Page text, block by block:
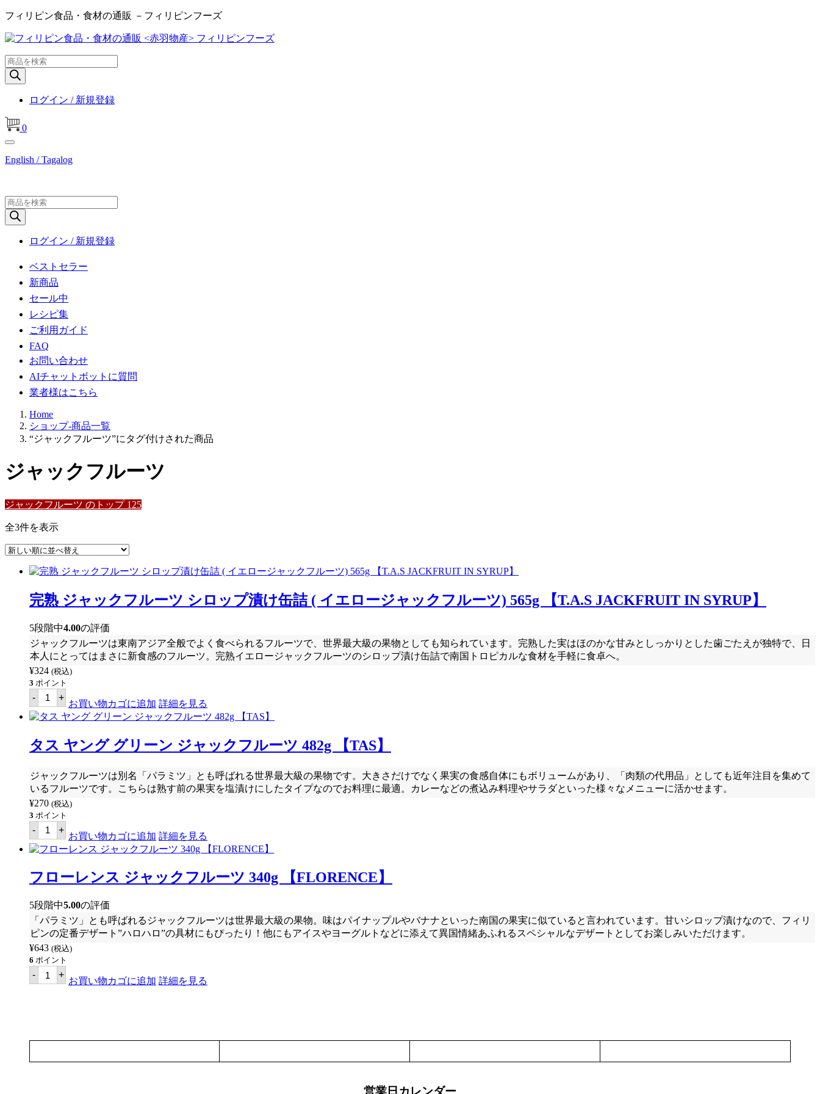
フィリピン食品・食材の通販 －フィリピンフーズ
商
品
検
ログイン / 新規登録
0
English / Tagalog
商
品
検
ログイン / 新規登録
ベストセラー
新商品
セール中
レシピ集
ご利用ガイド
FAQ
お問い合わせ
AIチャットボットに質問
業者様はこちら
Home
ショップ-商品一覧
“ジャックフルーツ”にタグ付けされた商品
ジャックフルーツ
ジャックフルーツ のトップ 125
全3件を表示新
い
完熟 ジャックフルーツ シロップ漬け缶詰 ( イエロージャックフルーツ) 565g 【T.A.S JACKFRUIT IN SYRUP】
5段階中4.00の評価
ジャックフルーツは東南アジア全般でよく食べられるフルーツで、世界最大級の果物としても知られています。完熟した実はほのかな甘みとしっかりとした歯ごたえが独特で、日
本人にとってはまさに新食感のフルーツ。完熟イエロージャックフルーツのシロップ漬け缶詰で南国トロピカルな食材を手軽に食卓へ。
¥324 (税込)
3 ポイント
- 完
熟
ジ
ャ
ク
フ
ー
ツ
シ
ロ
ッ
プ
漬
け
缶
イ
エ
ー
ジ
ャ
ッ
ク
フ
ル
ー
ツ)
個
+
お買い物カゴに追加 詳細を見る
タス ヤング グリーン ジャックフルーツ 482g 【TAS】
ジャックフルーツは別名「パラミツ」とも呼ばれる世界最大級の果物です。大きさだけでなく果実の食感自体にもボリュームがあり、「肉類の代用品」としても近年注目を集めて
いるフルーツです。こちらは熟す前の果実を塩漬けにしたタイプなのでお料理に最適。カレーなどの煮込み料理やサラダといった様々なメニューに活かせます。
¥270 (税込)
3 ポイント
- タ
ス
ヤ
ン
グ
リ
ン
ジ
ャ
ッ
ク
フ
ル
ー
ツ
+
お買い物カゴに追加 詳細を見る
フローレンス ジャックフルーツ 340g 【FLORENCE】
5段階中5.00の評価
「パラミツ」とも呼ばれるジャックフルーツは世界最大級の果物。味はパイナップルやバナナといった南国の果実に似ていると言われています。甘いシロップ漬けなので、フィリ
ピンの定番デザート”ハロハロ”の具材にもぴったり！他にもアイスやヨーグルトなどに添えて異国情緒あふれるスペシャルなデザートとしてお楽しみいただけます。
¥643 (税込)
6 ポイント
- フ
ロ
ャ
+
お買い物カゴに追加 詳細を見る
営業日カレンダー